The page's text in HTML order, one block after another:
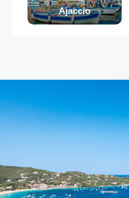
Ajaccio